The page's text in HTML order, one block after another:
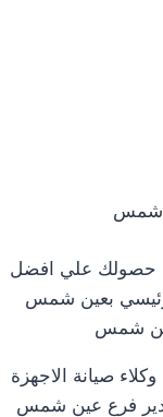
شمس
حصولك علي افضل
رئيسي بعين شمس
شمس
صيانة الاجهزة
فرع عين شمس